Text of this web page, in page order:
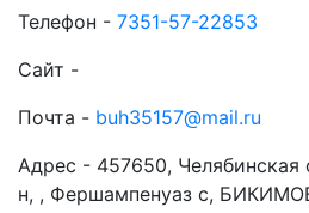
Телефон - 7351-57-22853
Сайт -
Почта - buh35157@mail.ru
Адрес - 457650, Челябинская
н, , Фершампенуаз с,